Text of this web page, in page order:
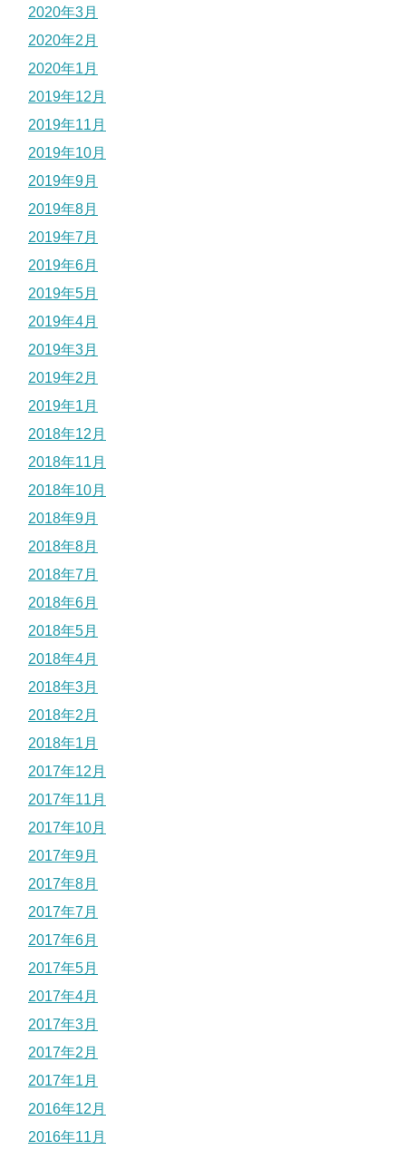
2020年3月
2020年2月
2020年1月
2019年12月
2019年11月
2019年10月
2019年9月
2019年8月
2019年7月
2019年6月
2019年5月
2019年4月
2019年3月
2019年2月
2019年1月
2018年12月
2018年11月
2018年10月
2018年9月
2018年8月
2018年7月
2018年6月
2018年5月
2018年4月
2018年3月
2018年2月
2018年1月
2017年12月
2017年11月
2017年10月
2017年9月
2017年8月
2017年7月
2017年6月
2017年5月
2017年4月
2017年3月
2017年2月
2017年1月
2016年12月
2016年11月